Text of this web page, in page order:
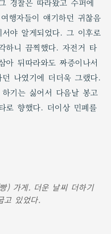
경찰은 따라왔고 수퍼에
행자들이 얘기하던 귀찮음
야 알게되었다. 그 이후로
하니 끔찍했다. 자전거 타
뒤따라와도 짜증이나서
나였기에 더더욱 그랬다.
기는 싫어서 다음날 봉고
로 향했다. 더이상 민폐를
) 가게. 더운 날씨 더하기
고 있었다.